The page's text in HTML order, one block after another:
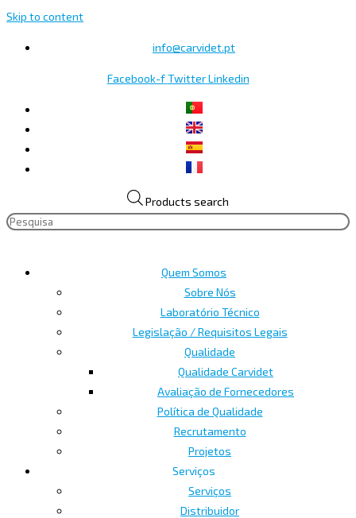
Skip to content
info@carvidet.pt
Facebook-f Twitter Linkedin
Products search
Quem Somos
Sobre Nós
Laboratório Técnico
Legislação / Requisitos Legais
Qualidade
Qualidade Carvidet
Avaliação de Fornecedores
Política de Qualidade
Recrutamento
Projetos
Serviços
Serviços
Distribuidor